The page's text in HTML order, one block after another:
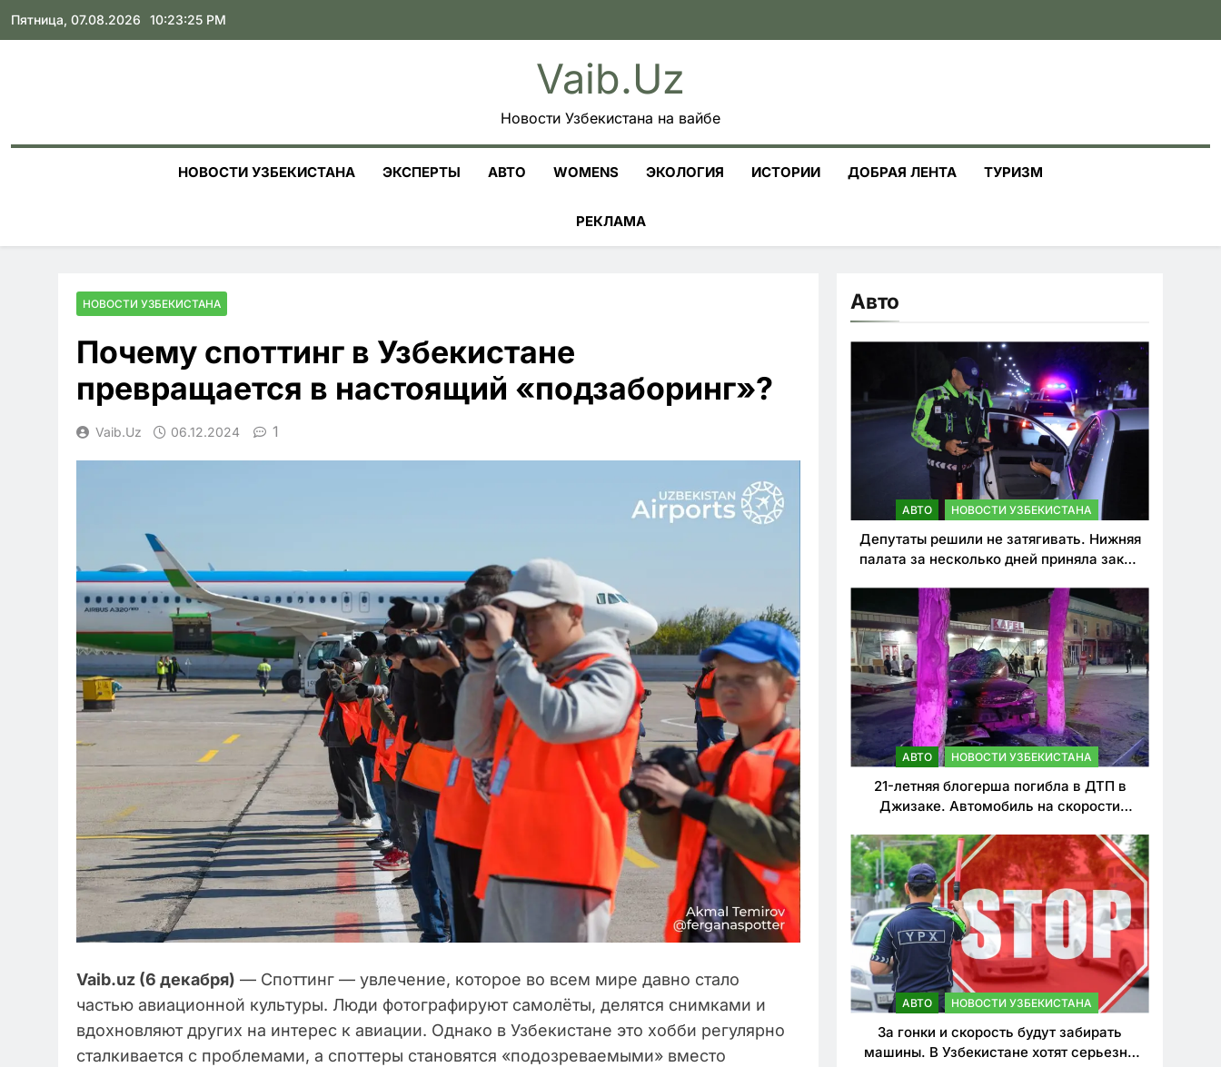
Skip
Пятница, 07.08.2026 10:23:26 PM
Vaib.uz
Новости Узбекистана на вайбе
НОВОСТИ УЗБЕКИСТАНА ЭКСПЕРТЫ АВТО WOMENS ЭКОЛОГИЯ ИСТОРИИ ДОБРАЯ ЛЕНТА ТУРИЗМ
РЕКЛАМА
НОВОСТИ УЗБЕКИСТАНА
Почему споттинг в Узбекистане
превращается в настоящий «подзаборинг»?
Vaib.uz 06.12.2024 1
Vaib.uz (6 декабря) — Споттинг — увлечение, которое во всем мире давно стало
частью авиационной культуры. Люди фотографируют самолёты, делятся снимками и
вдохновляют других на интерес к авиации. Однако в Узбекистане это хобби регулярно
сталкивается с проблемами, а споттеры становятся «подозреваемыми» вместо
Авто
АВТО НОВОСТИ УЗБЕКИСТАНА
Депутаты решили не затягивать. Нижняя
палата за несколько дней приняла закон
нарушителей ПДД
АВТО НОВОСТИ УЗБЕКИСТАНА
21-летняя блогерша погибла в ДТП в
Джизаке. Автомобиль на скорости
АВТО НОВОСТИ УЗБЕКИСТАНА
За гонки и скорость будут забирать
машины. В Узбекистане хотят серьезно